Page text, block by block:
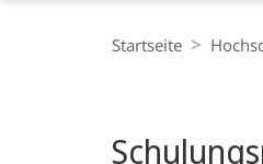
Navigation
Startseite